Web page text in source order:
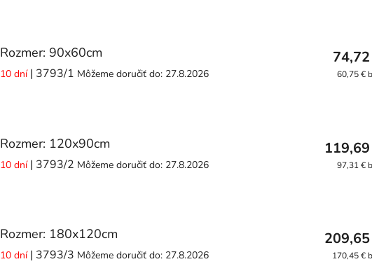
Rozmer: 90x60cm
10 dní | 3793/1 Môžeme doručiť do: 27.8.2026 60,75 €
Rozmer: 120x90cm
10 dní | 3793/2 Môžeme doručiť do: 27.8.2026 97,31 €
Rozmer: 180x120cm
10 dní | 3793/3 Môžeme doručiť do: 27.8.2026 170,45 €